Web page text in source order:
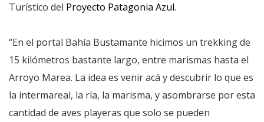
Turístico del Proyecto Patagonia Azul.
“En el portal Bahía Bustamante hicimos un trekking de
15 kilómetros bastante largo, entre marismas hasta el
Arroyo Marea. La idea es venir acá y descubrir lo que es
la intermareal, la ría, la marisma, y asombrarse por esta
cantidad de aves playeras que solo se pueden